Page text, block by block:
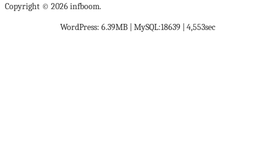
Copyright © 2026 infboom.
WordPress: 6.39MB | MySQL:18639 | 4,553sec